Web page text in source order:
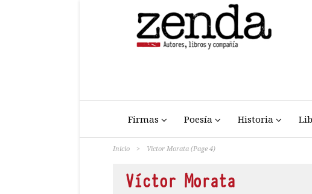
Firmas Poesía Historia
Inicio > Víctor Morata (Page 4)
Víctor Morata